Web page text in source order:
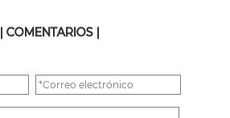
| COMENTARIOS |